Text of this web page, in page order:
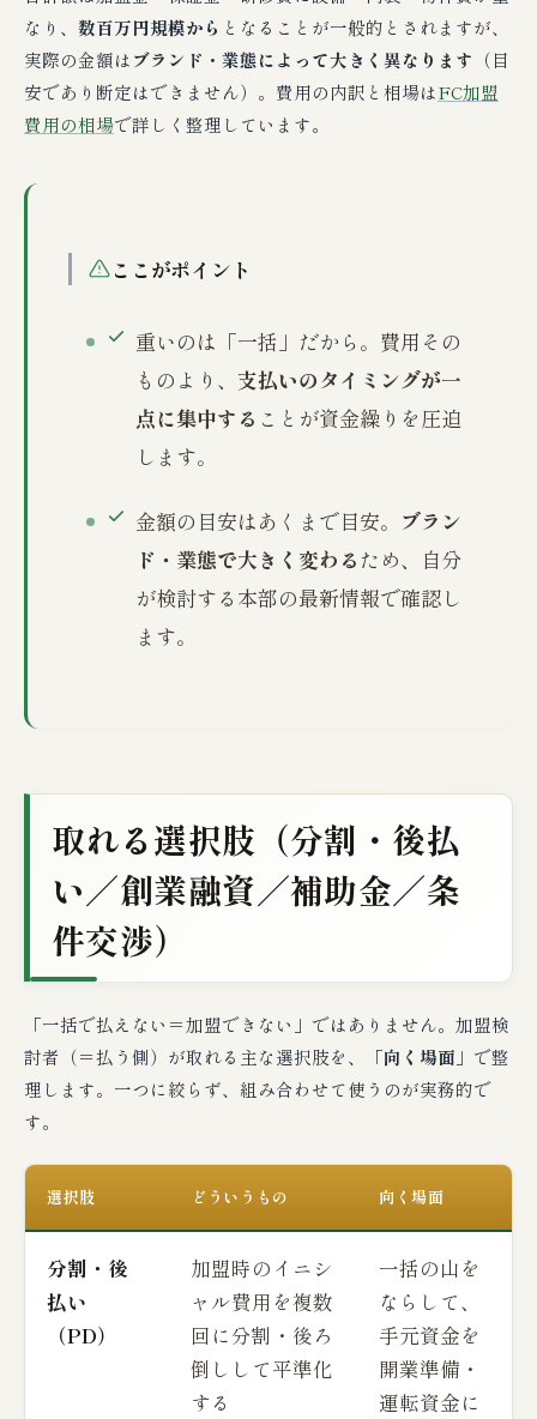
なり、 数百万円規模から となることが一般的とされますが、
実際の金額はブランド・業態によって大きく異なります （目
安であり断定はできません）。費用の内訳と相場はFC加盟
費用の相場で詳しく整理しています。
ここがポイント
重いのは「一括」だから。費用その
ものより、 支払いのタイミングが一
点に集中する ことが資金繰りを圧迫
します。
金額の目安はあくまで目安。 ブラン
ド・業態で大きく変わるため、自分
が検討する本部の最新情報で確認し
ます。
取れる選択肢（分割・後払
い／創業融資／補助金／条
件交渉）
「一括で払えない＝加盟できない」ではありません。加盟検
討者（＝払う側）が取れる主な選択肢を、
「向く場面」 で整
理します。一つに絞らず、組み合わせて使うのが実務的で
す。
選択肢 どういうもの 向く場面
分割・後
払い
（PD）
加盟時のイニシ
ャル費用を複数
回に分割・後ろ
倒しして平準化
する
一括の山を
ならして、
手元資金を
開業準備・
運転資金に